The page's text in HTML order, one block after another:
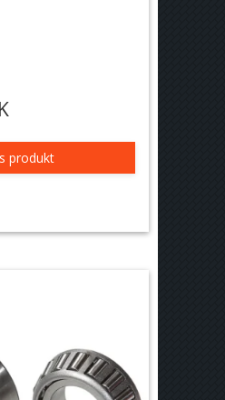
produkt